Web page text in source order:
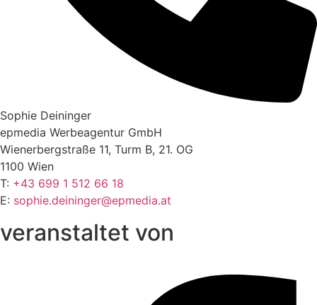
Sophie Deininger
epmedia Werbeagentur GmbH
Wienerbergstraße 11, Turm B, 21. OG
1100 Wien
T: +43 699 1 512 66 18
E: sophie.deininger@epmedia.at
veranstaltet von